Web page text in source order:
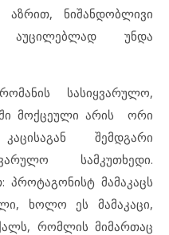
აზრით, ნიშანდობლივი
აუცილებლად უნდა
სასიყვარულო,
მოქცეული არის ორი
შემდგარი
სამკუთხედი.
მამაკაცს
ხოლო ეს მამაკაცი,
რომლის მიმართაც